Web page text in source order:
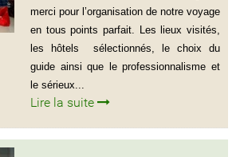
merci pour l’organisation de notre voyage
en tous points parfait. Les lieux visités,
les hôtels sélectionnés, le choix du
guide ainsi que le professionnalisme et
le sérieux...
Lire la suite